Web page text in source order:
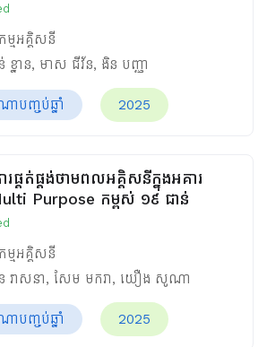
ម្មអគ្គិសនី
នាន, មាស ជីវ័ន, ងិន បញ្ញា
ាបញ្ចប់ឆ្នាំ 2025
រផ្គត់ផ្គង់ថាមពលអគ្គិសនីក្នុងអគារ
Purpose កម្ពស់ ១៩ ជាន់
ម្មអគ្គិសនី
វាសនា, សែម មករា, យឿង សូណា
ាបញ្ចប់ឆ្នាំ 2025